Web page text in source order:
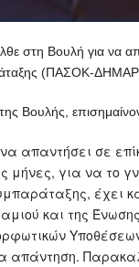
στη Βουλή για να
(ΠΑΣΟΚ-ΔΗΜΑΡ)
Βουλής,
απαντήσει σε
μήνες, για να το
έχει
και της
απάντηση.